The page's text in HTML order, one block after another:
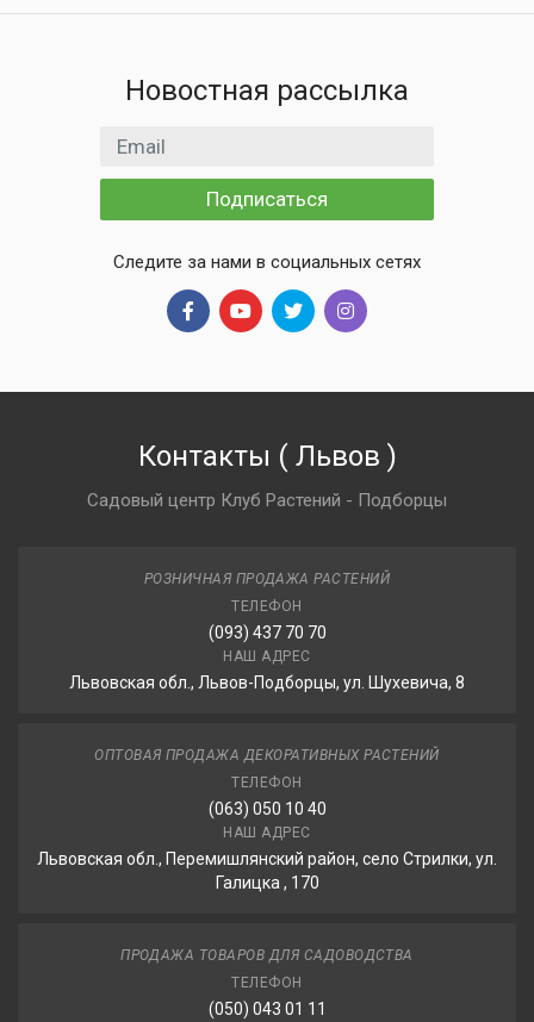
Новостная рассылка
Email адрес
Подписаться
Следите за нами в социальных сетях
Контакты ( Львов )
Садовый центр Клуб Растений - Подборцы
РОЗНИЧНАЯ ПРОДАЖА РАСТЕНИЙ
ТЕЛЕФОН
(093) 437 70 70
НАШ АДРЕС
Львовская обл., Львов-Подборцы, ул. Шухевича, 8
ОПТОВАЯ ПРОДАЖА ДЕКОРАТИВНЫХ РАСТЕНИЙ
ТЕЛЕФОН
(063) 050 10 40
НАШ АДРЕС
Львовская обл., Перемишлянский район, село Стрилки, ул.
Галицка , 170
ПРОДАЖА ТОВАРОВ ДЛЯ САДОВОДСТВА
ТЕЛЕФОН
(050) 043 01 11